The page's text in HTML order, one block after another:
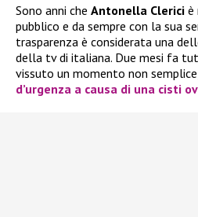
Sono anni che Antonella Clerici è
pubblico e da sempre con la sua
trasparenza è considerata una
della tv di italiana. Due mesi fa
vissuto un momento non
d’urgenza a causa di una cisti